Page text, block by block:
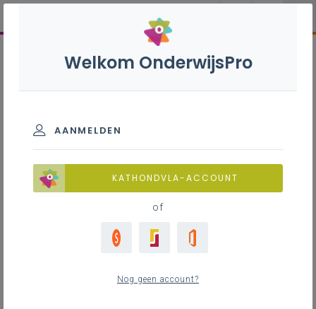
Welkom OnderwijsPro
AANMELDEN
KATHONDVLA-ACCOUNT
of
Nog geen account?